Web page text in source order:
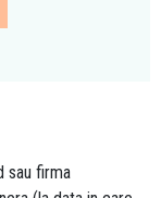
sau firma